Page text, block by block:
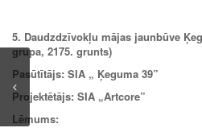
5. Daudzdzīvokļu mājas jaunbūve
grupa, 2175. grunts)
Pasūtītājs: SIA „ Ķeguma 39”
Projektētājs: SIA „Artcore”
Lēmums: